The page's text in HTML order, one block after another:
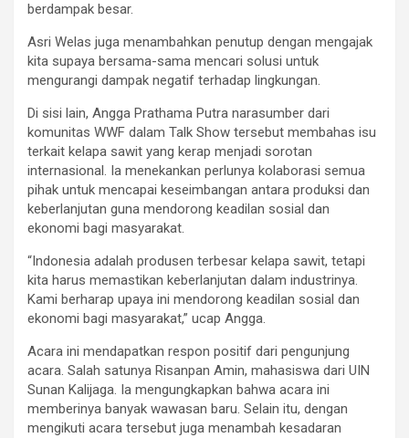
berdampak besar.
Asri Welas juga menambahkan penutup dengan mengajak
kita supaya bersama-sama mencari solusi untuk
mengurangi dampak negatif terhadap lingkungan.
Di sisi lain, Angga Prathama Putra narasumber dari
komunitas WWF dalam Talk Show tersebut membahas isu
terkait kelapa sawit yang kerap menjadi sorotan
internasional. Ia menekankan perlunya kolaborasi semua
pihak untuk mencapai keseimbangan antara produksi dan
keberlanjutan guna mendorong keadilan sosial dan
ekonomi bagi masyarakat.
“Indonesia adalah produsen terbesar kelapa sawit, tetapi
kita harus memastikan keberlanjutan dalam industrinya.
Kami berharap upaya ini mendorong keadilan sosial dan
ekonomi bagi masyarakat,” ucap Angga.
Acara ini mendapatkan respon positif dari pengunjung
acara. Salah satunya Risanpan Amin, mahasiswa dari UIN
Sunan Kalijaga. Ia mengungkapkan bahwa acara ini
memberinya banyak wawasan baru. Selain itu, dengan
mengikuti acara tersebut juga menambah kesadaran